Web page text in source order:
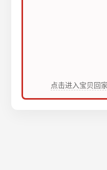
点击进入宝贝回